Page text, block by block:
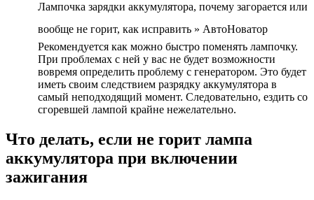
Лампочка зарядки аккумулятора, почему загорается или
вообще не горит, как исправить » АвтоНоватор
Рекомендуется как можно быстро поменять лампочку.
При проблемах с ней у вас не будет возможности
вовремя определить проблему с генератором. Это будет
иметь своим следствием разрядку аккумулятора в
самый неподходящий момент. Следовательно, ездить со
сгоревшей лампой крайне нежелательно.
Что делать, если не горит лампа
аккумулятора при включении
зажигания